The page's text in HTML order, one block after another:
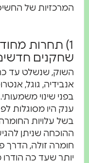
המרכזיות של
1) תחרות
שחקנים
אנבידיה, גוגל,
בפני שינוי
בשל עלויות
ההוכחה שניתן
חומרה זולה, הדרך
יותר שעד כה